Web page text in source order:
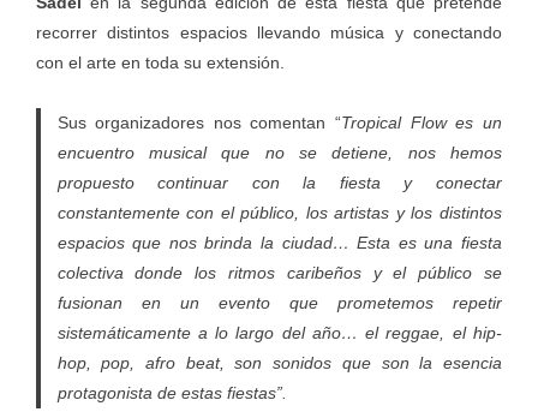
recorrer distintos espacios llevando música y conectando
con el arte en toda su extensión.
Sus organizadores nos comentan “Tropical Flow es un
encuentro musical que no se detiene, nos hemos
propuesto continuar con la fiesta y conectar
constantemente con el público, los artistas y los distintos
espacios que nos brinda la ciudad… Esta es una fiesta
colectiva donde los ritmos caribeños y el público se
fusionan en un evento que prometemos repetir
sistemáticamente a lo largo del año… el reggae, el hip-
hop, pop, afro beat, son sonidos que son la esencia
protagonista de estas fiestas”.